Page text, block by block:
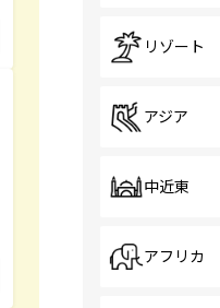
リゾート
アジア
中近東
アフリカ